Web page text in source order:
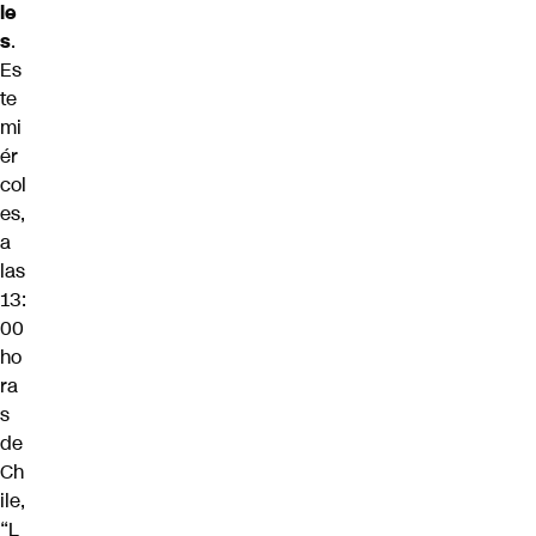
le
s.
Es
te
mi
ér
col
es,
a
las
13:
00
ho
ra
s
de
Ch
ile,
“L